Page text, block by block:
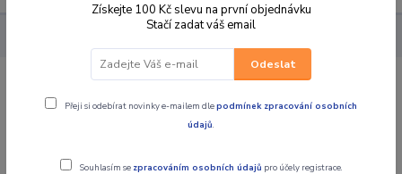
ČTYŘKOLKY (ATV) UTV
Získejte 100 Kč slevu na první objednávku
Stačí zadat váš email
Odeslat
Přeji si odebírat novinky e-mailem dlepodmínek zpracování osobních
údajů.
Souhlasím se zpracováním osobních údajů pro účely registrace.